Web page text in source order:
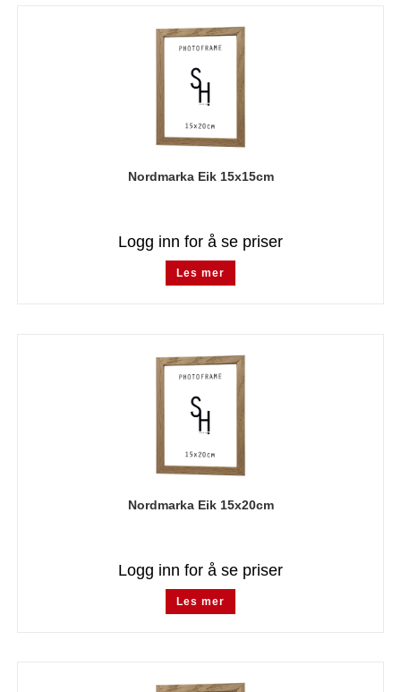
Nordmarka Eik 15x15cm
Logg inn for å se priser
Les mer
Nordmarka Eik 15x20cm
Logg inn for å se priser
Les mer